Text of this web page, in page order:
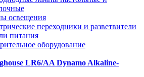
освещения
переходники и разветвители
питания
оборудование
LR6/AA Dynamo Alkaline-